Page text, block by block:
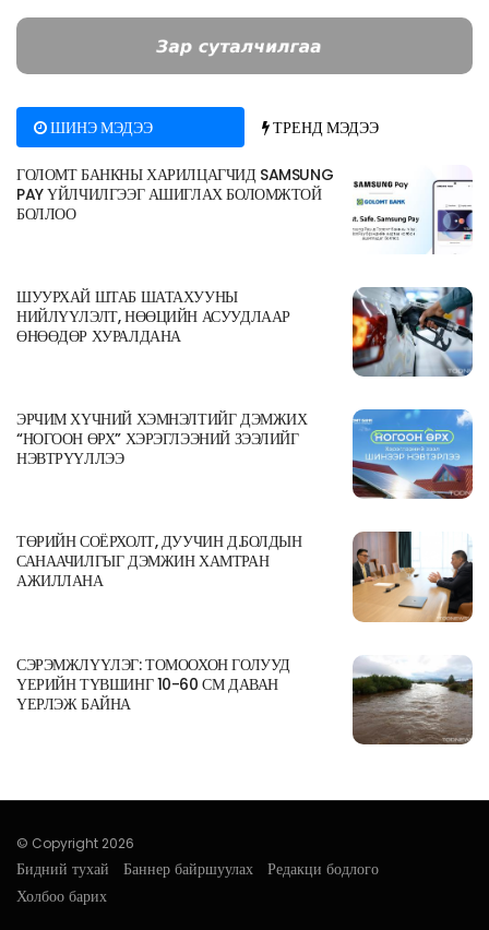
ШИНЭ МЭДЭЭ ТРЕНД МЭДЭЭ
ГОЛОМТ БАНКНЫ ХАРИЛЦАГЧИД SAMSUNG
PAY ҮЙЛЧИЛГЭЭГ АШИГЛАХ БОЛОМЖТОЙ
БОЛЛОО
ШУУРХАЙ ШТАБ ШАТАХУУНЫ
НИЙЛҮҮЛЭЛТ, НӨӨЦИЙН АСУУДЛААР
ӨНӨӨДӨР ХУРАЛДАНА
ЭРЧИМ ХҮЧНИЙ ХЭМНЭЛТИЙГ ДЭМЖИХ
“НОГООН ӨРХ” ХЭРЭГЛЭЭНИЙ ЗЭЭЛИЙГ
НЭВТРҮҮЛЛЭЭ
ТӨРИЙН СОЁРХОЛТ, ДУУЧИН Д.БОЛДЫН
САНААЧИЛГЫГ ДЭМЖИН ХАМТРАН
АЖИЛЛАНА
СЭРЭМЖЛҮҮЛЭГ: ТОМООХОН ГОЛУУД
ҮЕРИЙН ТҮВШИНГ 10-60 СМ ДАВАН
ҮЕРЛЭЖ БАЙНА
© Copyright 2026
Бидний тухай Баннер байршуулах
Редакци бодлого
Холбоо барих